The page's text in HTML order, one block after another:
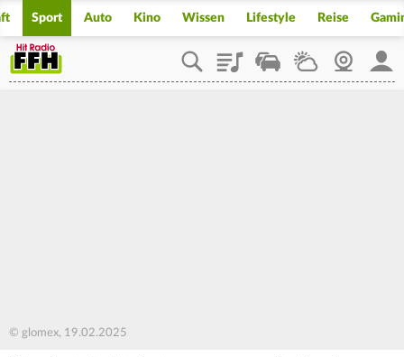
Sport Auto Kino Wissen Lifestyle Reise
PlaylistStaupilotWetterWebcam
© glomex, 19.02.2025